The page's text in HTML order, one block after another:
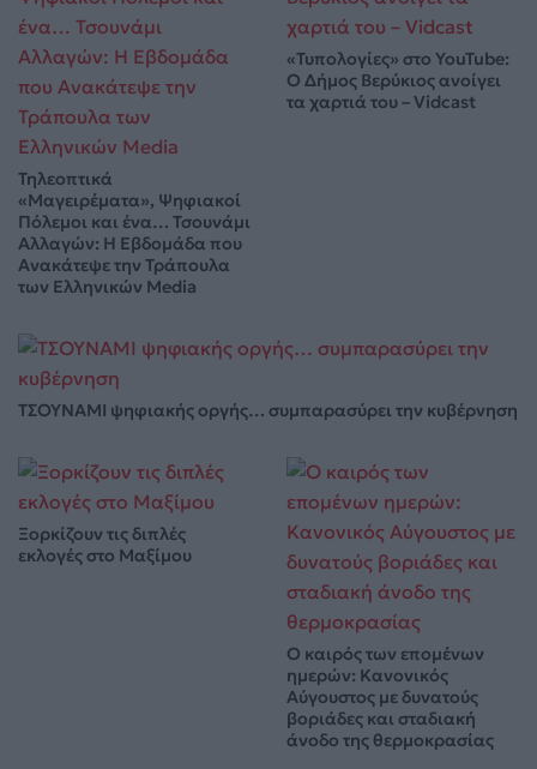
Τηλεοπτικά
«Μαγειρέματα», Ψηφιακοί
Πόλεμοι και ένα… Τσουνάμι
Αλλαγών: Η Εβδομάδα που
Ανακάτεψε την Τράπουλα
των Ελληνικών Media
«Τυπολογίες» στο YouTube:
Ο Δήμος Βερύκιος ανοίγει
τα χαρτιά του – Vidcast
ΤΣΟΥΝΑΜΙ ψηφιακής οργής… συμπαρασύρει την κυβέρνηση
Ξορκίζουν τις διπλές
εκλογές στο Μαξίμου
Ο καιρός των επομένων
ημερών: Κανονικός
Αύγουστος με δυνατούς
βοριάδες και σταδιακή
άνοδο της θερμοκρασίας